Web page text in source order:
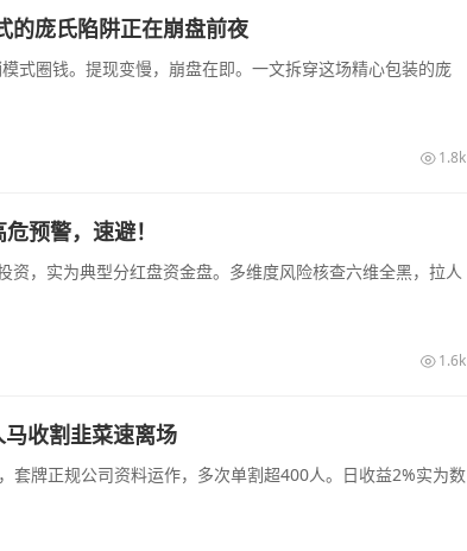
的庞氏陷阱正在崩盘前夜
式圈钱。提现变慢，崩盘在即。一文拆穿这场精心包装的庞
1.8k
预警，速避！
，实为典型分红盘资金盘。多维度风险核查六维全黑，拉人
1.6k
收割韭菜速离场
套牌正规公司资料运作，多次单割超400人。日收益2%实为数